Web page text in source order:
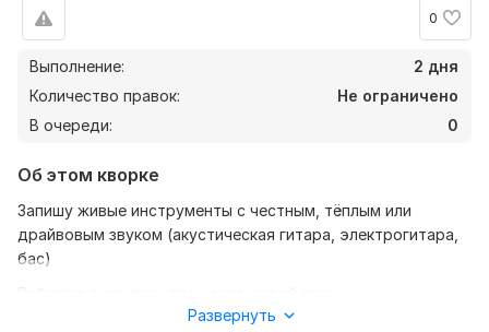
0
Выполнение:
2 дня
Количество правок:
Не ограничено
В очереди:
0
Об этом кворке
Запишу живые инструменты с честным, тёплым или
драйвовым звуком (акустическая гитара, электрогитара,
бас)
Рок, Поп-рок, Инди-рок, Блюз, Панк, Поп-панк, Фолк-рок,
Развернуть